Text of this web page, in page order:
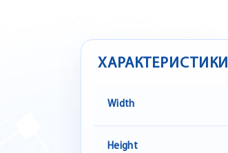
ХАРАКТЕРИСТИКИ
Width
Height